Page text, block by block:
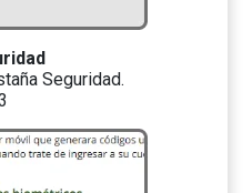
Seguridad.